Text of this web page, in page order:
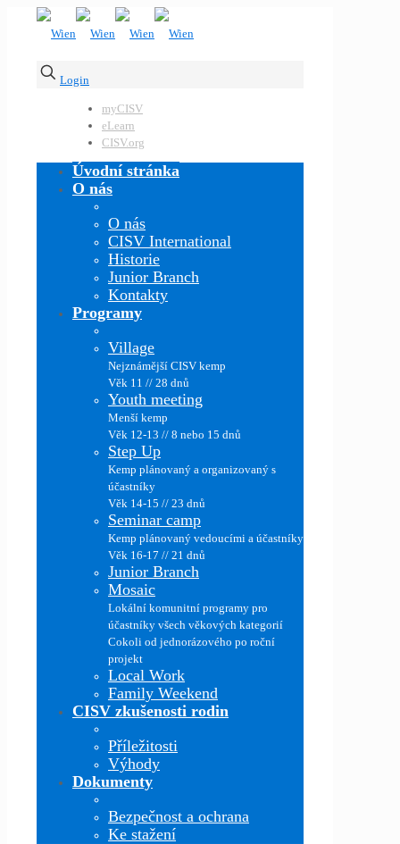
Login
myCISV
eLearn
CISV.org
Úvodní stránka
O nás
O nás
CISV International
Historie
Junior Branch
Kontakty
Programy
Village
Nejznámější CISV kemp
Věk 11 // 28 dnů
Youth meeting
Menší kemp
Věk 12-13 // 8 nebo 15 dnů
Step Up
Kemp plánovaný a organizovaný s
účastníky
Věk 14-15 // 23 dnů
Seminar camp
Kemp plánovaný vedoucími a účastníky
Věk 16-17 // 21 dnů
Junior Branch
Mosaic
Lokální komunitní programy pro
účastníky všech věkových kategorií
Cokoli od jednorázového po roční
projekt
Local Work
Family Weekend
CISV zkušenosti rodin
Příležitosti
Výhody
Dokumenty
Bezpečnost a ochrana
Ke stažení